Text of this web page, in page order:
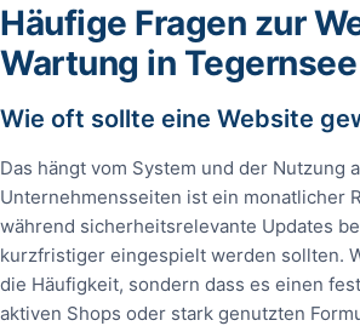
Häufige Fragen zur
Wartung in Tegernsee
Wie oft sollte eine Website
Das hängt vom System und der Nutzung
Unternehmensseiten ist ein monatlicher
während sicherheitsrelevante Updates
kurzfristiger eingespielt werden sollten.
die Häufigkeit, sondern dass es einen
aktiven Shops oder stark genutzten